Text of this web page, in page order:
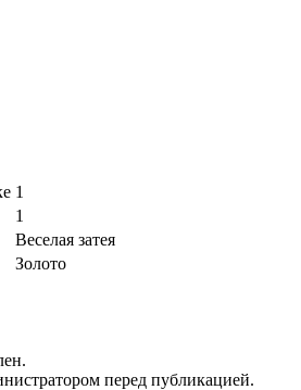
1
1
Веселая затея
Золото
перед публикацией.